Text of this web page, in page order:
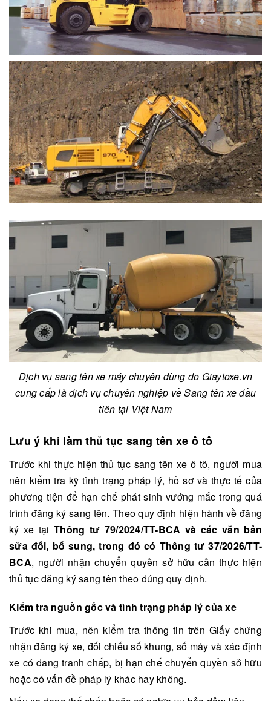
Dịch vụ sang tên xe máy chuyên dùng do Giaytoxe.vn
cung cấp là dịch vụ chuyên nghiệp vềSang tên xeđầu
tiên tại Việt Nam
Lưu ý khi làm thủ tụcsang tên xe ô tô
Trước khi thực hiện thủ tục sang tên xe ô tô, người mua
nên kiểm tra kỹ tình trạng pháp lý, hồ sơ và thực tế của
phương tiện để hạn chế phát sinh vướng mắc trong quá
trình đăng ký sang tên. Theo quy định hiện hành về đăng
ký xe tạiThông tư 79/2024/TT-BCA và các văn bản
sửa đổi, bổ sung, trong đó có Thông tư 37/2026/TT-
BCA, người nhận chuyển quyền sở hữu cần thực hiện
thủ tục đăng ký sang tên theo đúng quy định.
Kiểm tra nguồn gốc và tình trạng pháp lý của xe
Trước khi mua, nên kiểm tra thông tin trên Giấy chứng
nhận đăng ký xe, đối chiếu số khung, số máy và xác định
xe có đang tranh chấp, bị hạn chế chuyển quyền sở hữu
hoặc có vấn đề pháp lý khác hay không.